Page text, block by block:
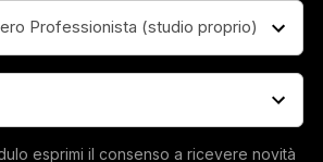
esprimi il consenso a ricevere novità